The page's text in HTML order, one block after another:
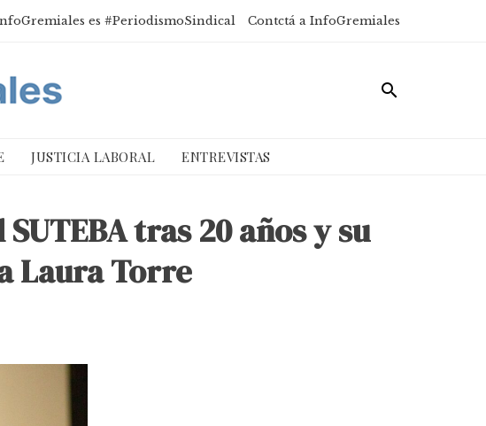
es #PeriodismoSindical Contctá a InfoGremiales
JUSTICIA LABORAL ENTREVISTAS
tras 20 años y su
Laura Torre